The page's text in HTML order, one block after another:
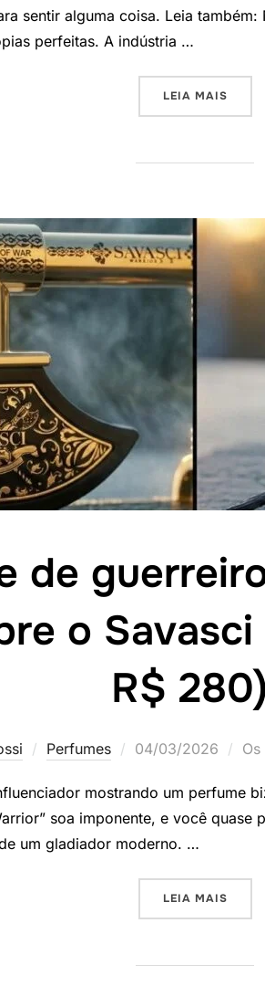
sentir alguma coisa. Leia
perfeitas. A indústria …
LEIA MAIS“A
de
o
R$
Perfumes
Postado
04/03/2026
mostrando um perfume
soa imponente, e você
um gladiador moderno. …
LEIA MAIS“O